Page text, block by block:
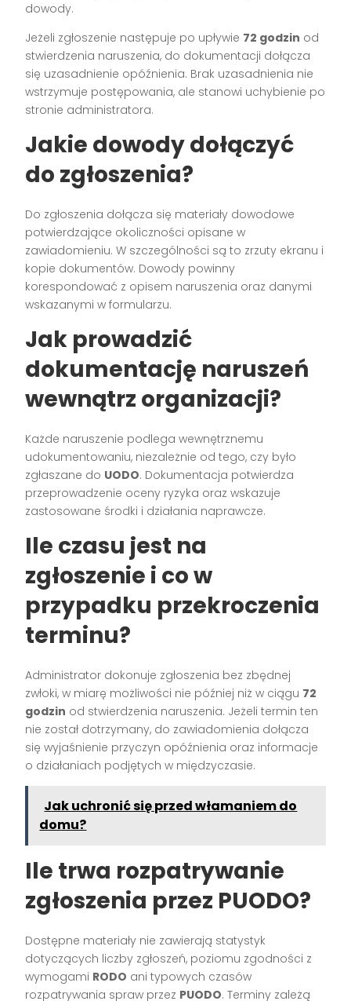
dowody.
Jeżeli zgłoszenie następuje po upływie 72 godzin od
stwierdzenia naruszenia, do dokumentacji dołącza
się uzasadnienie opóźnienia. Brak uzasadnienia nie
wstrzymuje postępowania, ale stanowi uchybienie po
stronie administratora.
Jakie dowody dołączyć
do zgłoszenia?
Do zgłoszenia dołącza się materiały dowodowe
potwierdzające okoliczności opisane w
zawiadomieniu. W szczególności są to zrzuty ekranu i
kopie dokumentów. Dowody powinny
korespondować z opisem naruszenia oraz danymi
wskazanymi w formularzu.
Jak prowadzić
dokumentację naruszeń
wewnątrz organizacji?
Każde naruszenie podlega wewnętrznemu
udokumentowaniu, niezależnie od tego, czy było
zgłaszane do UODO. Dokumentacja potwierdza
przeprowadzenie oceny ryzyka oraz wskazuje
zastosowane środki i działania naprawcze.
Ile czasu jest na
zgłoszenie i co w
przypadku przekroczenia
terminu?
Administrator dokonuje zgłoszenia bez zbędnej
zwłoki, w miarę możliwości nie później niż w ciągu 72
godzin od stwierdzenia naruszenia. Jeżeli termin ten
nie został dotrzymany, do zawiadomienia dołącza
się wyjaśnienie przyczyn opóźnienia oraz informacje
o działaniach podjętych w międzyczasie.
Jak uchronić się przed włamaniem do
domu?
Ile trwa rozpatrywanie
zgłoszenia przez PUODO?
Dostępne materiały nie zawierają statystyk
dotyczących liczby zgłoszeń, poziomu zgodności z
wymogami RODO ani typowych czasów
rozpatrywania spraw przez PUODO. Terminy zależą